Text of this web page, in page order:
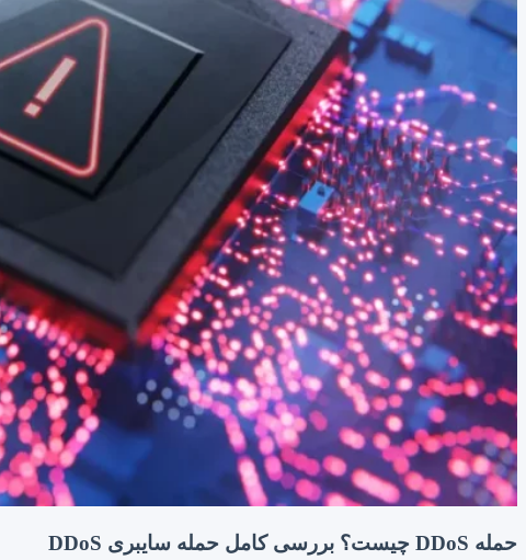
حمله DDoS چیست؟ بررسی کامل حمله سایبری DDoS